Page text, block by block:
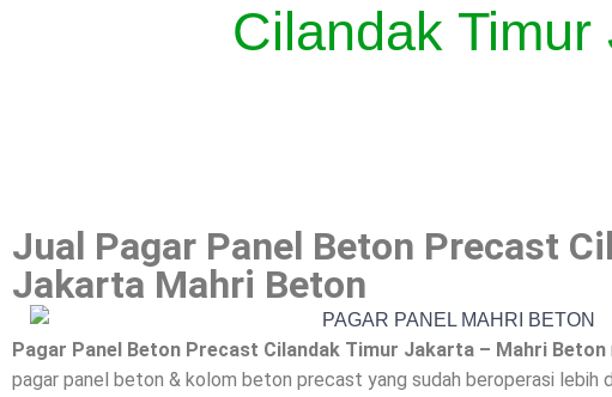
Cilandak Timur
Jual Pagar Panel Beton Precast
Jakarta Mahri Beton
Pagar Panel Beton Precast Cilandak Timur Jakarta – Mahri Beton
pagar panel beton & kolom beton precast yang sudah beroperasi lebih